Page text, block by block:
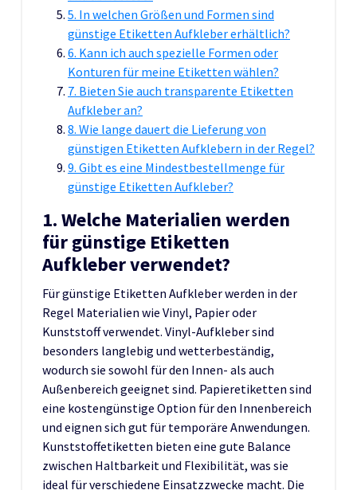
5. In welchen Größen und Formen sind
günstige Etiketten Aufkleber erhältlich?
6. Kann ich auch spezielle Formen oder
Konturen für meine Etiketten wählen?
7. Bieten Sie auch transparente Etiketten
Aufkleber an?
8. Wie lange dauert die Lieferung von
günstigen Etiketten Aufklebern in der Regel?
9. Gibt es eine Mindestbestellmenge für
günstige Etiketten Aufkleber?
1. Welche Materialien werden
für günstige Etiketten
Aufkleber verwendet?
Für günstige Etiketten Aufkleber werden in der
Regel Materialien wie Vinyl, Papier oder
Kunststoff verwendet. Vinyl-Aufkleber sind
besonders langlebig und wetterbeständig,
wodurch sie sowohl für den Innen- als auch
Außenbereich geeignet sind. Papieretiketten sind
eine kostengünstige Option für den Innenbereich
und eignen sich gut für temporäre Anwendungen.
Kunststoffetiketten bieten eine gute Balance
zwischen Haltbarkeit und Flexibilität, was sie
ideal für verschiedene Einsatzzwecke macht. Die